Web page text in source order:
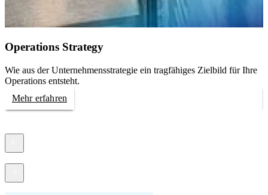
Operations Strategy
Wie aus der Unternehmensstrategie ein tragfähiges Zielbild für Ihre
Operations entsteht.
Mehr erfahren